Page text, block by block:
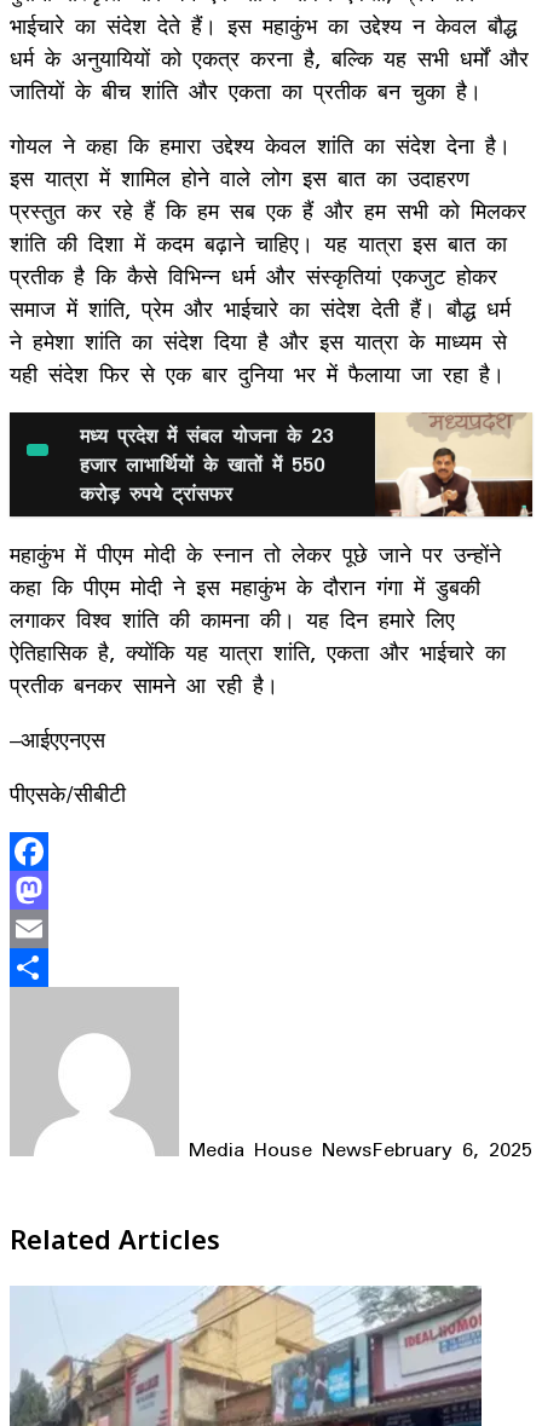
भाईचारे का संदेश देते हैं। इस महाकुंभ का उद्देश्य न केवल बौद्ध
धर्म के अनुयायियों को एकत्र करना है, बल्कि यह सभी धर्मों और
जातियों के बीच शांति और एकता का प्रतीक बन चुका है।
गोयल ने कहा कि हमारा उद्देश्य केवल शांति का संदेश देना है।
इस यात्रा में शामिल होने वाले लोग इस बात का उदाहरण
प्रस्तुत कर रहे हैं कि हम सब एक हैं और हम सभी को मिलकर
शांति की दिशा में कदम बढ़ाने चाहिए। यह यात्रा इस बात का
प्रतीक है कि कैसे विभिन्न धर्म और संस्कृतियां एकजुट होकर
समाज में शांति, प्रेम और भाईचारे का संदेश देती हैं। बौद्ध धर्म
ने हमेशा शांति का संदेश दिया है और इस यात्रा के माध्यम से
यही संदेश फिर से एक बार दुनिया भर में फैलाया जा रहा है।
मध्य प्रदेश में संबल योजना के 23
हजार लाभार्थियों के खातों में 550
करोड़ रुपये ट्रांसफर
महाकुंभ में पीएम मोदी के स्नान तो लेकर पूछे जाने पर उन्होंने
कहा कि पीएम मोदी ने इस महाकुंभ के दौरान गंगा में डुबकी
लगाकर विश्व शांति की कामना की। यह दिन हमारे लिए
ऐतिहासिक है, क्योंकि यह यात्रा शांति, एकता और भाईचारे का
प्रतीक बनकर सामने आ रही है।
–आईएएनएस
पीएसके/सीबीटी
Facebook
Mastodon
Email
Media House NewsFebruary 6, 2025
Related Articles